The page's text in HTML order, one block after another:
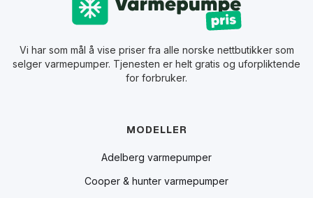
Vi har som mål å vise priser fra alle norske nettbutikker som
selger varmepumper. Tjenesten er helt gratis og uforpliktende
for forbruker.
MODELLER
Adelberg varmepumper
Cooper & hunter varmepumper